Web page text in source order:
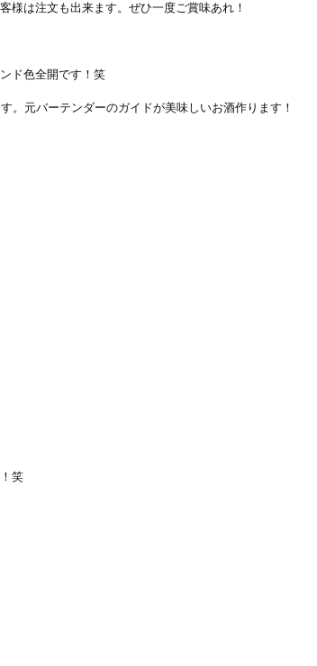
様は注文も出来ます。ぜひ一度ご賞味あれ！
ド色全開です！笑
。元バーテンダーのガイドが美味しいお酒作ります！
笑